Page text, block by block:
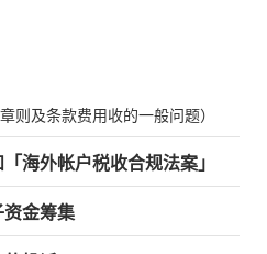
则及条款费用收的一般问题）
海外帐户税收合规法案」
资金筹集